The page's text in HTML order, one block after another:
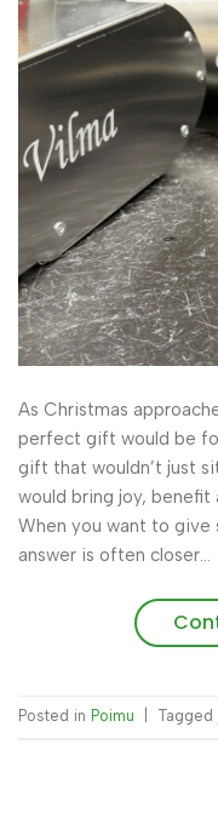
As Christmas
perfect gift would be
gift that wouldn’t just
would bring joy,
When you want to give
answer is often closer…
Posted in Poimu Tagged